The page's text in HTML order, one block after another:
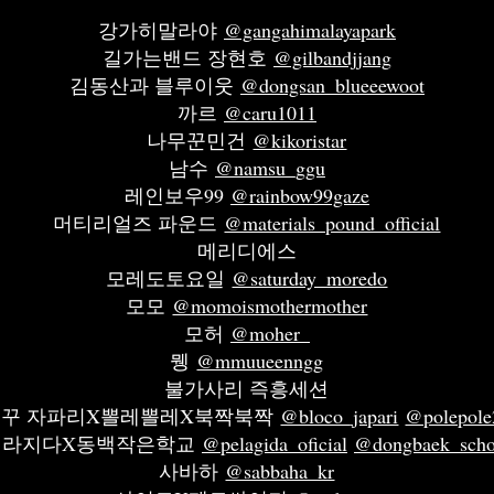
강가히말라야 @gangahimalayapark
길가는밴드 장현호 @gilbandjjang
김동산과 블루이웃 @dongsan_blueeewoot
까르 @caru1011
나무꾼민건 @kikoristar
남수 @namsu_ggu
레인보우99 @rainbow99gaze
머티리얼즈 파운드 @materials_pound_official
메리디에스
모레도토요일 @saturday_moredo
모모 @momoismothermother
모허 @moher_
뮁 @mmuueenngg
불가사리 즉흥세션
자파리X뽈레뽈레X북짝북짝 @bloco_japari
지다X동백작은학교 @pelagida_oficial
사바하 @sabbaha_kr